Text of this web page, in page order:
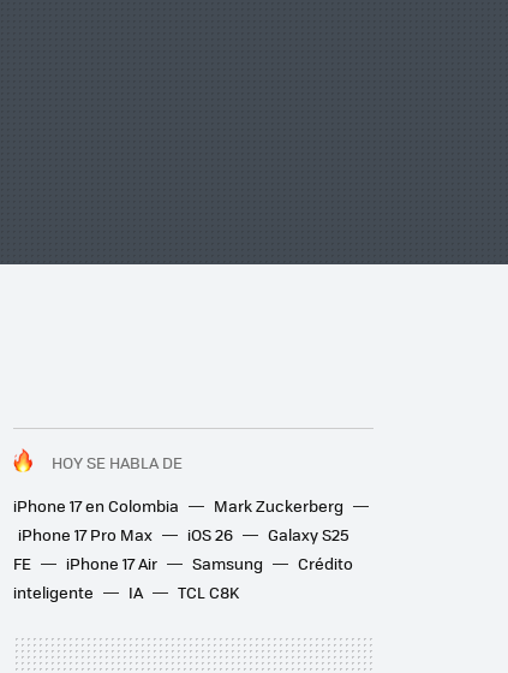
HOY SE HABLA DE
iPhone 17 en Colombia
Mark Zuckerberg
iPhone 17 Pro Max
iOS 26
Galaxy S25
FE
iPhone 17 Air Samsung
Crédito
inteligente
IA TCL C8K